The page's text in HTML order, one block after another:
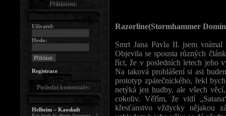
Razorline(Stormhammer
Smrt Jana Pavla II. jsem
Objevila se spousta různých
říct, že v posledních letech jeho
Na taková prohlášení si asi
prototyp zpátečnického, řekl
netýká jen hudby, ale všech
cokoliv. Věřím, že vidí
křesťanstvo vždycky nějakou
Přihlášení:
Uživatel:
Heslo:
Registrace
Poslední komentáře:
Helheim – Kaoskult